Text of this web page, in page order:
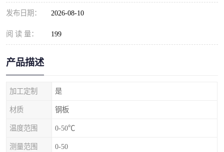
发布日期： 2026-08-10
阅 读 量： 199
产品描述
加工定制 是
材质 钢板
温度范围 0-50℃
测量范围 0-50